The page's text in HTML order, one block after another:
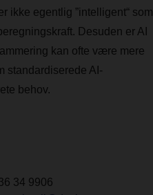
ikke egentlig ”intelligent“ som
Desuden er AI
kan ofte være mere
standardiserede AI-
behov.
34 9906